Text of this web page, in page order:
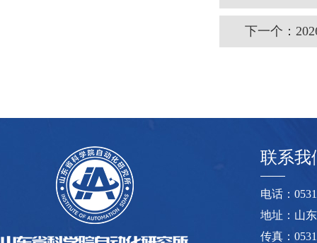
下一个：
联系我
电话：
地址：山
传真：